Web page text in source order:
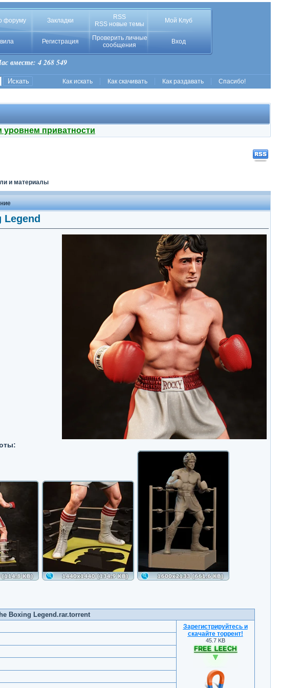
форуму Закладки
RSS
RSS новые темы
Мой Клуб
Регистрация
Проверить личные
сообщения
Вход
вместе: 4 268 549
Как искать Как скачивать Как раздавать Спасибо!
уровнем приватности
и материалы
Legend
Boxing Legend.rar.torrent
Зарегистрируйтесь и
скачайте торрент!
45.7 KB